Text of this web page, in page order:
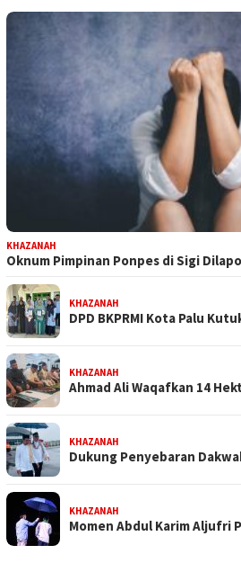
KHAZANAH
Oknum Pimpinan Ponpes di Sigi
KHAZANAH
DPD BKPRMI Kota Palu
KHAZANAH
Ahmad Ali Waqafkan 14
KHAZANAH
Dukung Penyebaran
KHAZANAH
Momen Abdul Karim Aljufri